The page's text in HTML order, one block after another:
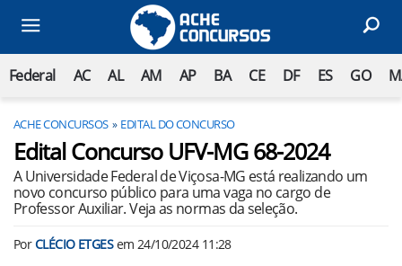
Federal AC AL AM AP BA CE DF ES GO
ACHE CONCURSOS EDITAL DO CONCURSO
Edital Concurso UFV-MG 68-2024
A Universidade Federal de Viçosa-MG está realizando um
novo concurso público para uma vaga no cargo de
Professor Auxiliar. Veja as normas da seleção.
PorCLÉCIO ETGESem 24/10/2024 11:28